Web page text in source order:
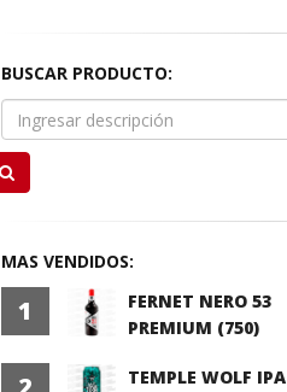
BUSCAR PRODUCTO:
MAS VENDIDOS:
1
FERNET NERO 53
PREMIUM (750)
TEMPLE WOLF IPA